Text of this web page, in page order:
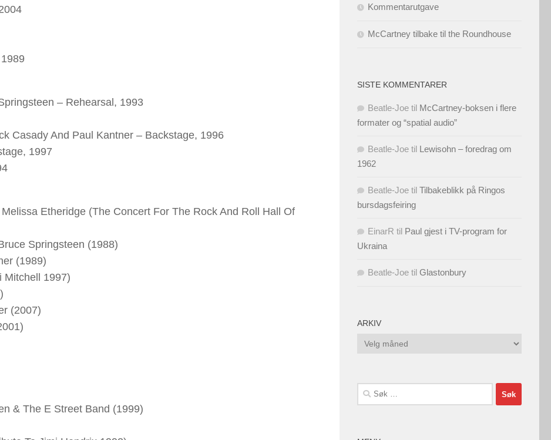
– Rehearsal, 1993
Casady And Paul Kantner – Backstage, 1996
1997
Etheridge (The Concert For The Rock And Roll Hall Of
Springsteen (1988)
(1989)
Mitchell 1997)
(2007)
& The E Street Band (1999)
Kommentarutgave
McCartney tilbake til the Roundhouse
SISTE KOMMENTARER
Beatle-Joe til McCartney-boksen i flere
formater og “spatial audio”
Beatle-Joe til Lewisohn – foredrag om
1962
Beatle-Joe til Tilbakeblikk på Ringos
bursdagsfeiring
EinarR til Paul gjest i TV-program for
Ukraina
Beatle-Joe til Glastonbury
ARKIV
Arkiv
Søk
etter: